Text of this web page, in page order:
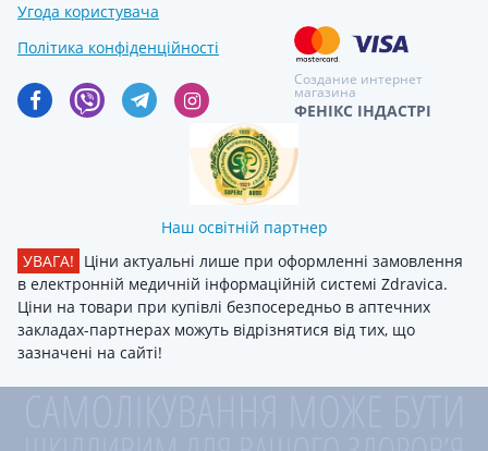
Угода користувача
Політика конфіденційності
Создание интернет
магазина
ФЕНІКС ІНДАСТРІ
Наш освітній партнер
УВАГА! Ціни актуальні лише при оформленні замовлення
в електронній медичній інформаційній системі Zdravica.
Ціни на товари при купівлі безпосередньо в аптечних
закладах-партнерах можуть відрізнятися від тих, що
зазначені на сайті!